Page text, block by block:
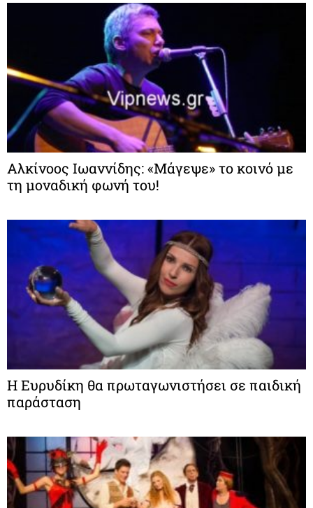
Αλκίνοος Ιωαννίδης: «Μάγεψε» το κοινό με
τη μοναδική φωνή του!
Η Ευρυδίκη θα πρωταγωνιστήσει σε παιδική
παράσταση